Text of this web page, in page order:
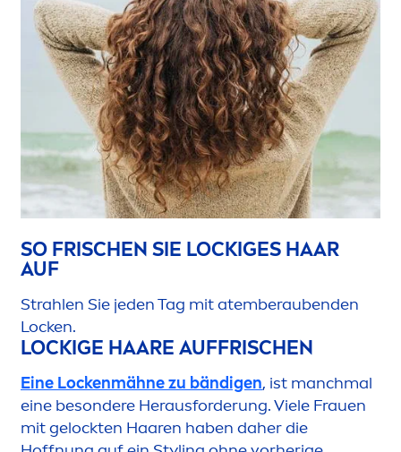
SO FRISCHEN SIE LOCKIGES HAAR
AUF
Strahlen Sie jeden Tag mit atemberaubenden
Locken.
LOCKIGE HAARE AUFFRISCHEN
Eine Lockenmähne zu bändigen, ist manchmal
eine besondere Herausforderung. Viele Frauen
mit gelockten Haaren haben daher die